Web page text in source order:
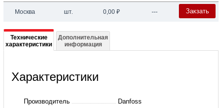
Москва шт. 0,00 ₽ --- Закзать
Подробная
информация
003Z4652
Технические
характеристики
Дополнительная
информация
Характеристики
Производитель Danfoss